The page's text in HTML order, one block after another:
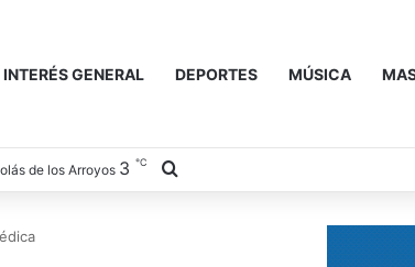
INTERÉS GENERAL DEPORTES MÚSICA
de los Arroyos 3 ℃ Buscar